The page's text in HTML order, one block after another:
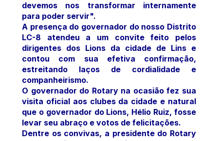
devemos nos transformar internamente
para poder servir".
A presença do governador do nosso Distrito
LC-8 atendeu a um convite feito pelos
dirigentes dos Lions da cidade de Lins e
contou com sua efetiva confirmação,
estreitando laços de cordialidade e
companheirismo.
O governador do Rotary na ocasião fez sua
visita oficial aos clubes da cidade e natural
que o governador do Lions, Hélio Ruiz, fosse
levar seu abraço e votos de felicitações.
Dentre os convivas, a presidente do Rotary